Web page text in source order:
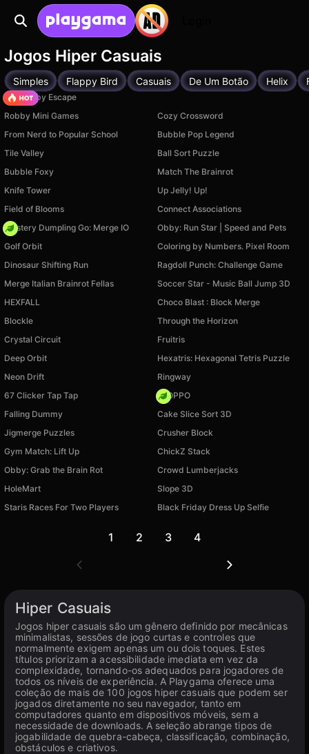
Jogos Hiper Casuais
Simples Flappy Bird Casuais De Um Botão Helix
Your Obby Escape
Robby Mini Games
Cozy Crossword
From Nerd to Popular School
Bubble Pop Legend
Tile Valley
Ball Sort Puzzle
Bubble Foxy
Match The Brainrot
Knife Tower
Up Jelly! Up!
Field of Blooms
Connect Associations
Mystery Dumpling Go: Merge IO
Obby: Run Star | Speed and Pets
Golf Orbit
Coloring by Numbers. Pixel Room
Dinosaur Shifting Run
Ragdoll Punch: Challenge Game
Merge Italian Brainrot Fellas
Soccer Star - Music Ball Jump 3D
HEXFALL
Choco Blast : Block Merge
Blockle
Through the Horizon
Crystal Circuit
Fruitris
Deep Orbit
Hexatris: Hexagonal Tetris Puzzle
Neon Drift
Ringway
67 Clicker Tap Tap
FLOPPO
Falling Dummy
Cake Slice Sort 3D
Jigmerge Puzzles
Crusher Block
Gym Match: Lift Up
ChickZ Stack
Obby: Grab the Brain Rot
Crowd Lumberjacks
HoleMart
Slope 3D
Staris Races For Two Players
Black Friday Dress Up Selfie
1 2 3 4
Hiper Casuais
Jogos hiper casuais são um gênero definido por mecânicas
minimalistas, sessões de jogo curtas e controles que
normalmente exigem apenas um ou dois toques. Estes
títulos priorizam a acessibilidade imediata em vez da
complexidade, tornando-os adequados para jogadores de
todos os níveis de experiência. A Playgama oferece uma
coleção de mais de 100 jogos hiper casuais que podem ser
jogados diretamente no seu navegador, tanto em
computadores quanto em dispositivos móveis, sem a
necessidade de downloads. A seleção abrange tipos de
jogabilidade de quebra-cabeça, classificação, combinação,
obstáculos e criativos.